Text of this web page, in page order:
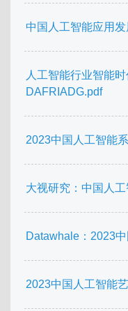
中国人工智能应用
人工智能行业智能
DAFRIADG.pdf
2023中国人工智能
大视研究：中国人
Datawhale：2023
2023中国人工智能